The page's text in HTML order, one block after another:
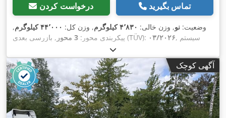
درخواست کردن تماس بگیرید
وضعیت: نو, وزن خالی: ۴٬۸۳۰ کیلوگرم , وزن کل: ۴۴٬۰۰۰ کیلوگرم
,
پیکربندی محور: 3 محور , بازرسی بعدی (TÜV): ۰۳/۲۰۲۶, سیستم
385/55R22,5
کامیون,
آگهی کوچک